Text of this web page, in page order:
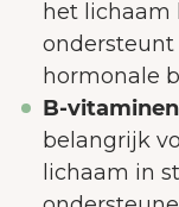
het lichaam
hormonale
B-
belangrijk
lichaam in